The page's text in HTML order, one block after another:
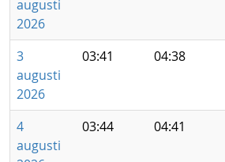
augusti
2026
3
augusti
2026
03:41 04:38
4
augusti
03:44 04:41